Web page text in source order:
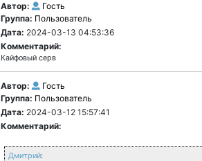
Автор:
Гость
Группа: Пользователь
Дата: 2024-03-13 04:53:36
Комментарий:
Кайфовый серв
Автор:
Гость
Группа: Пользователь
Дата: 2024-03-12 15:57:41
Комментарий:
Дмитрий: